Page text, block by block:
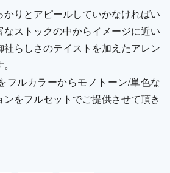
かりとアピールしていかなければい
ストックの中からイメージに近い
社らしさのテイストを加えたアレン
フルカラーからモノトーン/単色な
をフルセットでご提供させて頂き